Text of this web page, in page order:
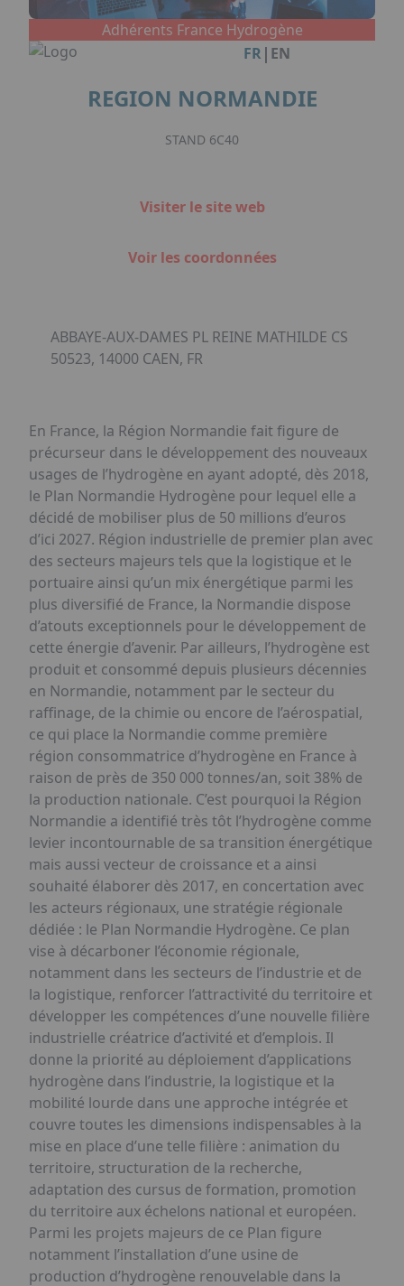
Organisation de Salons à Metz
Organisation de dîners / soirées de gala
Qui sommes-nous ?
Accéder au complexe
Politique RSE
Notre plaquette commerciale
FR | EN
Adhérents France Hydrogène
REGION NORMANDIE
STAND 6C40
Visiter le site web
Voir les coordonnées
ABBAYE-AUX-DAMES PL REINE MATHILDE CS
50523, 14000 CAEN, FR
En France, la Région Normandie fait figure de
précurseur dans le développement des nouveaux
usages de l’hydrogène en ayant adopté, dès 2018,
le Plan Normandie Hydrogène pour lequel elle a
décidé de mobiliser plus de 50 millions d’euros
d’ici 2027. Région industrielle de premier plan avec
des secteurs majeurs tels que la logistique et le
portuaire ainsi qu’un mix énergétique parmi les
plus diversifié de France, la Normandie dispose
d’atouts exceptionnels pour le développement de
cette énergie d’avenir. Par ailleurs, l’hydrogène est
produit et consommé depuis plusieurs décennies
en Normandie, notamment par le secteur du
raffinage, de la chimie ou encore de l’aérospatial,
ce qui place la Normandie comme première
région consommatrice d’hydrogène en France à
raison de près de 350 000 tonnes/an, soit 38% de
la production nationale. C’est pourquoi la Région
Normandie a identifié très tôt l’hydrogène comme
levier incontournable de sa transition énergétique
mais aussi vecteur de croissance et a ainsi
souhaité élaborer dès 2017, en concertation avec
les acteurs régionaux, une stratégie régionale
dédiée : le Plan Normandie Hydrogène. Ce plan
vise à décarboner l’économie régionale,
notamment dans les secteurs de l’industrie et de
la logistique, renforcer l’attractivité du territoire et
développer les compétences d’une nouvelle filière
industrielle créatrice d’activité et d’emplois. Il
donne la priorité au déploiement d’applications
hydrogène dans l’industrie, la logistique et la
mobilité lourde dans une approche intégrée et
couvre toutes les dimensions indispensables à la
mise en place d’une telle filière : animation du
territoire, structuration de la recherche,
adaptation des cursus de formation, promotion
du territoire aux échelons national et européen.
Parmi les projets majeurs de ce Plan figure
notamment l’installation d’une usine de
production d’hydrogène renouvelable dans la